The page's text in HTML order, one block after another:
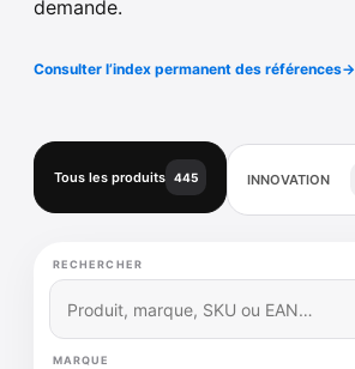
demande.
Consulter l’index permanent des références→
Tous les produits 445 INNOVATION
RECHERCHER
MARQUE